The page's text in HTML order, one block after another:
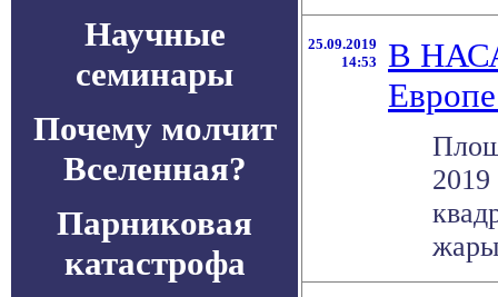
Научные
семинары
Почему молчит
Вселенная?
Парниковая
катастрофа
25.09.2019
14:53
В